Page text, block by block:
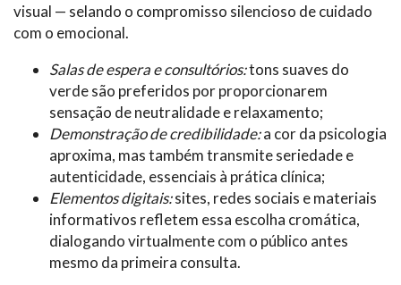
visual — selando o compromisso silencioso de cuidado
com o emocional.
Salas de espera e consultórios:tons suaves do
verde são preferidos por proporcionarem
sensação de neutralidade e relaxamento;
Demonstração de credibilidade:a cor da psicologia
aproxima, mas também transmite seriedade e
autenticidade, essenciais à prática clínica;
Elementos digitais:sites, redes sociais e materiais
informativos refletem essa escolha cromática,
dialogando virtualmente com o público antes
mesmo da primeira consulta.